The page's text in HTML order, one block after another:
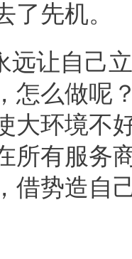
了先机。
远让自己
怎么做呢
大环境不
所有服务
借势造自